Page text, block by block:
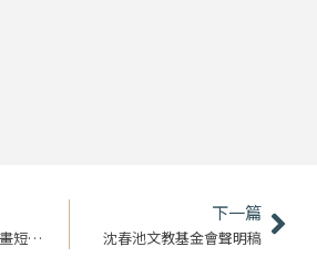
「2023舞動敦煌-動畫短片競賽」初審評選結果！
下一篇
沈春池文教基金會聲明稿
下